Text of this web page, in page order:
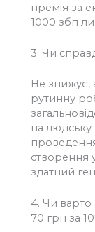
премія за
1000 збп
3. Чи
Не знижує,
рутинну
на людську
проведення
створення
здатний
4. Чи варто
70 грн за